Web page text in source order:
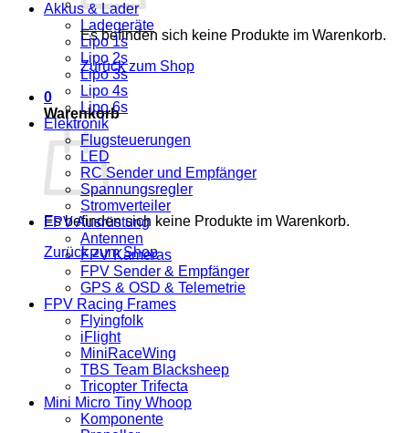
Es befinden sich keine Produkte im Warenkorb.
Zurück zum Shop
0
Warenkorb
Es befinden sich keine Produkte im Warenkorb.
Zurück zum Shop
Akkus & Lader
Ladegeräte
Lipo 1s
Lipo 2s
Lipo 3s
Lipo 4s
Lipo 6s
Elektronik
Flugsteuerungen
LED
RC Sender und Empfänger
Spannungsregler
Stromverteiler
FPV Ausrüstung
Antennen
FPV Kameras
FPV Sender & Empfänger
GPS & OSD & Telemetrie
FPV Racing Frames
Flyingfolk
iFlight
MiniRaceWing
TBS Team Blacksheep
Tricopter Trifecta
Mini Micro Tiny Whoop
Komponente